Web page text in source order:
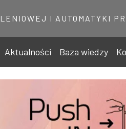
I AUTOMATYKI
Aktualności Baza wiedzy